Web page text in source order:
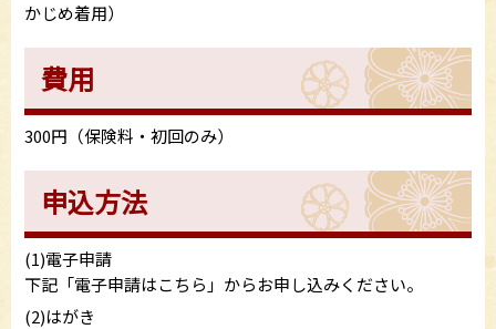
かじめ着用）
費用
300円（保険料・初回のみ）
申込方法
(1)電子申請
下記「電子申請はこちら」からお申し込みください。
(2)はがき